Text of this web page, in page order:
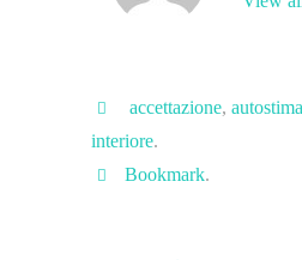
accettazione, autostima
interiore.
Bookmark.